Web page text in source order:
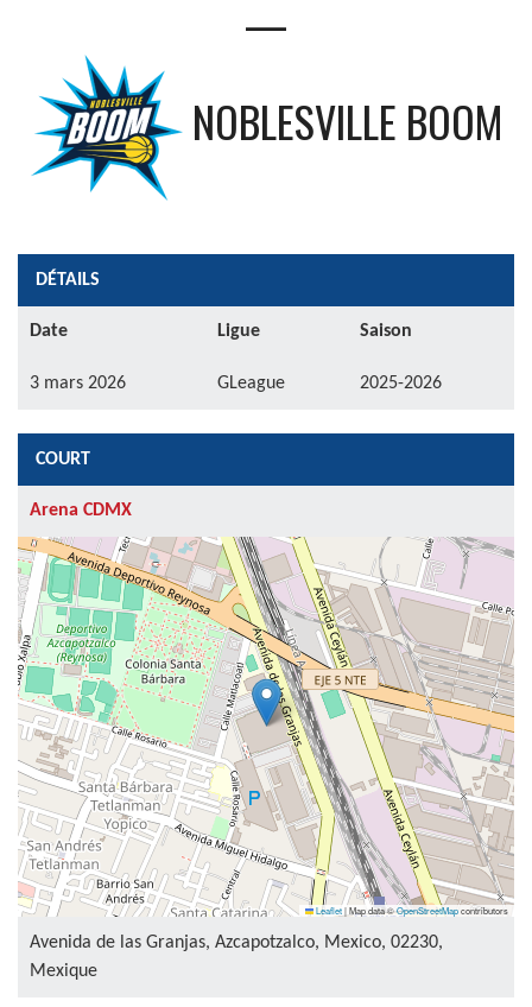
—
NOBLESVILLE BOOM
DÉTAILS
Date Ligue Saison
3 mars 2026 GLeague 2025-2026
COURT
Arena CDMX
Leaflet|Map data ©OpenStreetMapcontributors
Avenida de las Granjas, Azcapotzalco, Mexico, 02230,
Mexique